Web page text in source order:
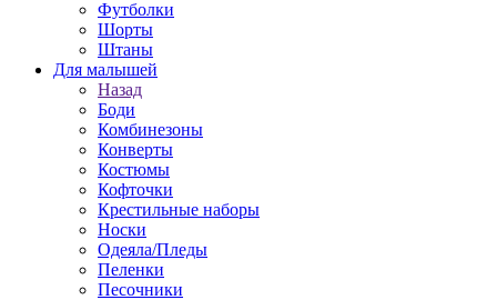
Футболки
Шорты
Штаны
Для малышей
Назад
Боди
Комбинезоны
Конверты
Костюмы
Кофточки
Крестильные наборы
Носки
Одеяла/Пледы
Пеленки
Песочники